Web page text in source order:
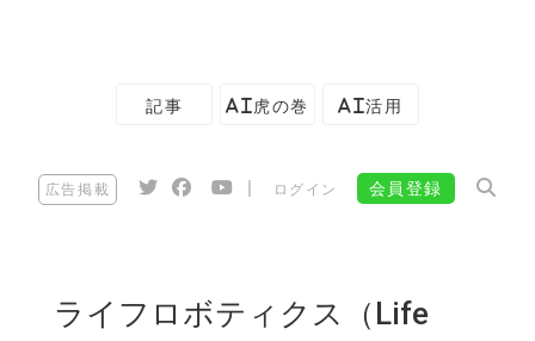
記事 AI虎の巻 AI活用
広告掲載 ログイン 会員登録
ライフロボティクス（Life